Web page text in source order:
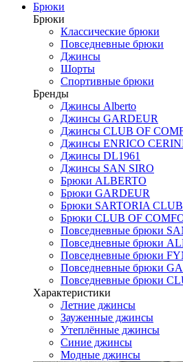
Брюки
Брюки
Классические брюки
Повседневные брюки
Джинсы
Шорты
Спортивные брюки
Бренды
Джинсы Alberto
Джинсы GARDEUR
Джинсы CLUB OF
Джинсы ENRICO
Джинсы DL1961
Джинсы SAN SIRO
Брюки ALBERTO
Брюки GARDEUR
Брюки SARTORIA CLUB
Брюки CLUB OF
Повседневные брюки
Повседневные брюки
Повседневные брюки
Повседневные брюки
Повседневные брюки
Характеристики
Летние джинсы
Зауженные джинсы
Утеплённые джинсы
Синие джинсы
Модные джинсы